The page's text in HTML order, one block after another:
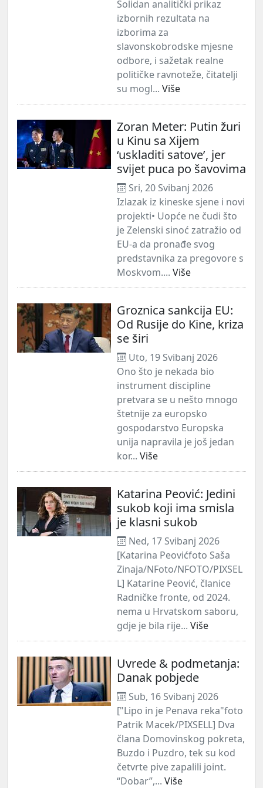
Solidan analitički prikaz
izbornih rezultata na
izborima za
slavonskobrodske mjesne
odbore, i sažetak realne
političke ravnoteže, čitatelji
su mogl... Više
Zoran Meter: Putin žuri
u Kinu sa Xijem
‘uskladiti satove’, jer
svijet puca po šavovima
Sri, 20 Svibanj 2026
Izlazak iz kineske sjene i novi
projekti• Uopće ne čudi što
je Zelenski sinoć zatražio od
EU-a da pronađe svog
predstavnika za pregovore s
Moskvom.... Više
Groznica sankcija EU:
Od Rusije do Kine, kriza
se širi
Uto, 19 Svibanj 2026
Ono što je nekada bio
instrument discipline
pretvara se u nešto mnogo
štetnije za europsko
gospodarstvo Europska
unija napravila je još jedan
kor... Više
Katarina Peović: Jedini
sukob koji ima smisla
je klasni sukob
Ned, 17 Svibanj 2026
[Katarina Peovićfoto Saša
Zinaja/NFoto/NFOTO/PIXSEL
L] Katarine Peović, članice
Radničke fronte, od 2024.
nema u Hrvatskom saboru,
gdje je bila rije... Više
Uvrede & podmetanja:
Danak pobjede
Sub, 16 Svibanj 2026
["Lipo in je Penava reka"foto
Patrik Macek/PIXSELL] Dva
člana Domovinskog pokreta,
Buzdo i Puzdro, tek su kod
četvrte pive zapalili joint.
“Dobar”,... Više